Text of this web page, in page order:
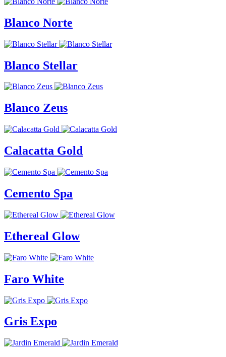
Blanco Norte
Blanco Stellar
Blanco Zeus
Calacatta Gold
Cemento Spa
Ethereal Glow
Faro White
Gris Expo